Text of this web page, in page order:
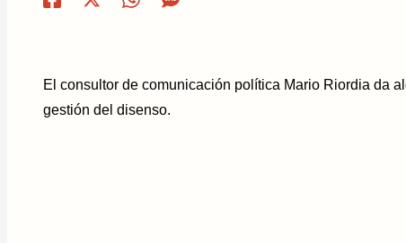
El consultor de comunicación política Mario Riordia da
gestión del disenso.